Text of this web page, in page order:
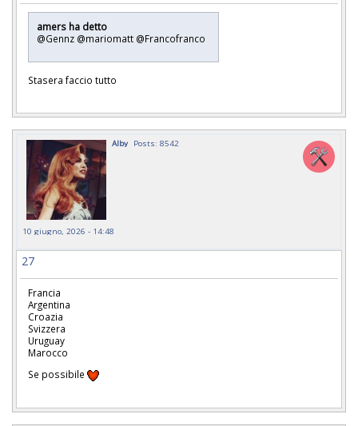
amers ha detto
@Gennz @mariomatt @Francofranco
Stasera faccio tutto
Alby Posts: 8542
10 giugno, 2026 - 14:48
27
Francia
Argentina
Croazia
Svizzera
Uruguay
Marocco
Se possibile